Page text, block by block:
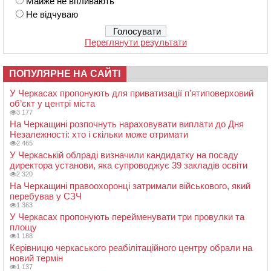
Не відчуваю
Переглянути результати
ПОПУЛЯРНЕ НА САЙТІ
У Черкасах пропонують для приватизації п’ятиповерховий
об’єкт у центрі міста
3 177
На Черкащині розпочнуть нараховувати виплати до Дня
Незалежності: хто і скільки може отримати
2 465
У Черкаській облраді визначили кандидатку на посаду
директора установи, яка супроводжує 39 закладів освіти
2 320
На Черкащині правоохоронці затримали військового, який
перебував у СЗЧ
1 363
У Черкасах пропонують перейменувати три провулки та
площу
1 188
Керівницю черкаського реабілітаційного центру обрали на
новий термін
1 137